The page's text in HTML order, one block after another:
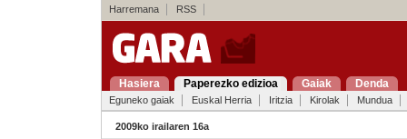
Harremana RSS
Hasiera Paperezko edizioa Gaiak Denda
Eguneko gaiak Euskal Herria Iritzia Kirolak Mundua
2009ko irailaren 16a